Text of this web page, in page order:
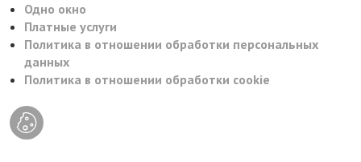
Одно окно
Платные услуги
Политика в отношении обработки персональных
данных
Политика в отношении обработки cookie